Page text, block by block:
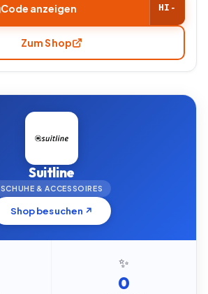
Code anzeigen HI-
Zum Shop
Suitline
SCHUHE & ACCESSOIRES
Shop besuchen ↗
✨
0